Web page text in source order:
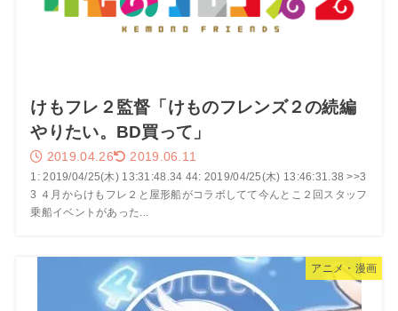
けもフレ２監督「けものフレンズ２の続編
やりたい。BD買って」
2019.04.26 2019.06.11
1: 2019/04/25(木) 13:31:48.34 44: 2019/04/25(木) 13:46:31.38 >>3
3 ４月からけもフレ２と屋形船がコラボしてて今んとこ２回スタッフ
乗船イベントがあった...
アニメ・漫画